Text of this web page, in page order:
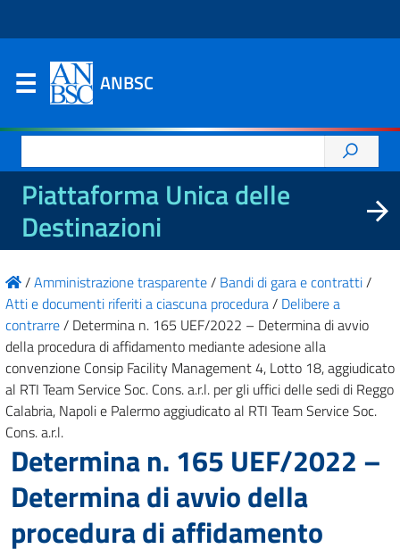
ANBSC
per:
Piattaforma Unica delle
Destinazioni
/Amministrazione trasparente/ Bandi di gara e contratti/
Atti e documenti riferiti a ciascuna procedura/ Delibere a
contrarre/ Determina n. 165 UEF/2022 – Determina di avvio
della procedura di affidamento mediante adesione alla
convenzione Consip Facility Management 4, Lotto 18, aggiudicato
al RTI Team Service Soc. Cons. a.r.l. per gli uffici delle sedi di Reggo
Calabria, Napoli e Palermo aggiudicato al RTI Team Service Soc.
Cons. a.r.l.
Determina n. 165 UEF/2022 –
Determina di avvio della
procedura di affidamento